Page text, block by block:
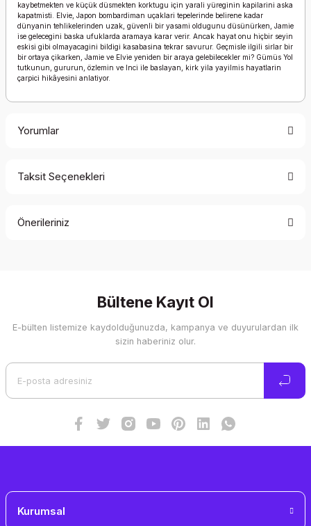
kaybetmekten ve küçük düsmekten korktugu için yarali yüreginin kapilarini aska
kapatmisti. Elvie, Japon bombardiman uçaklari tepelerinde belirene kadar
dünyanin tehlikelerinden uzak, güvenli bir yasami oldugunu düsünürken, Jamie
ise gelecegini baska ufuklarda aramaya karar verir. Ancak hayat onu hiçbir seyin
eskisi gibi olmayacagini bildigi kasabasina tekrar savurur. Geçmisle ilgili sirlar bir
bir ortaya çikarken, Jamie ve Elvie yeniden bir araya gelebilecekler mi? Gümüs Yol
tutkunun, gururun, özlemin ve Inci ile baslayan, kirk yila yayilmis hayatlarin
çarpici hikâyesini anlatiyor.
Yorumlar
Taksit Seçenekleri
Önerileriniz
Görüş ve önerileriniz için teşekkür ederiz.
Ürün resmi kalitesiz, bozuk veya görüntülenemiyor.
Bültene Kayıt Ol
E-bülten listemize kaydolduğunuzda, kampanya ve duyurulardan ilk
sizin haberiniz olur.
Kurumsal